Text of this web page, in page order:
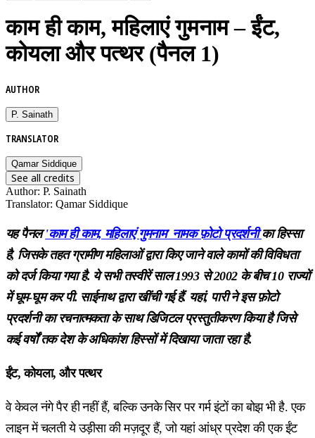
काम ही काम, महिलाएं गुमनाम – ईंट,
कोयला और पत्थर (पैनल 1)
AUTHOR
P. Sainath
TRANSLATOR
Qamar Siddique
See all credits
Author: P. Sainath
Translator: Qamar Siddique
यह पैनल'काम ही काम, महिलाएं गुमनाम' नामक फ़ोटो प्रदर्शनीका हिस्सा
है, जिसके तहत ग्रामीण महिलाओं द्वारा किए जाने वाले कामों की विविधता
को दर्ज किया गया है. ये सभी तस्वीरें साल 1993 से 2002 के बीच 10 राज्यों
में घूम-घूम कर पी. साईनाथ द्वारा खींची गई हैं. यहां, पारी ने इस फ़ोटो
प्रदर्शनी का रचनात्मकता के साथ डिजिटल प्रस्तुतीकरण किया है जिसे
कई वर्षों तक देश के अधिकांश हिस्सों में दिखाया जाता रहा है.
ईंट, कोयला, और पत्थर
वे केवल नंगे पैर ही नहीं हैं, बल्कि उनके सिर पर गर्म इंटों का बोझ भी है. एक
लाइन में चलती ये उड़ीसा की मज़दूर हैं, जो यहां आंध्र प्रदेश की एक ईंट